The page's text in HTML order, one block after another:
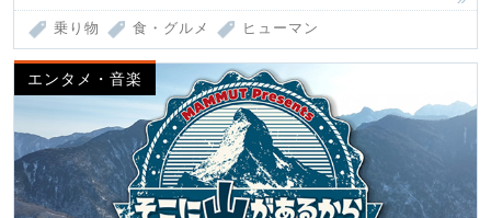
乗り物 食・グルメ ヒューマン
エンタメ・音楽